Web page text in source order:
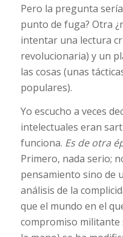
Pero la pregunta
punto de fuga? Otra
intentar una lectura
revolucionaria) y un
las cosas (unas
populares).
Yo escucho a veces
intelectuales eran
funciona. Es de otra
Primero, nada serio;
pensamiento sino de
análisis de la
que el mundo en el
compromiso